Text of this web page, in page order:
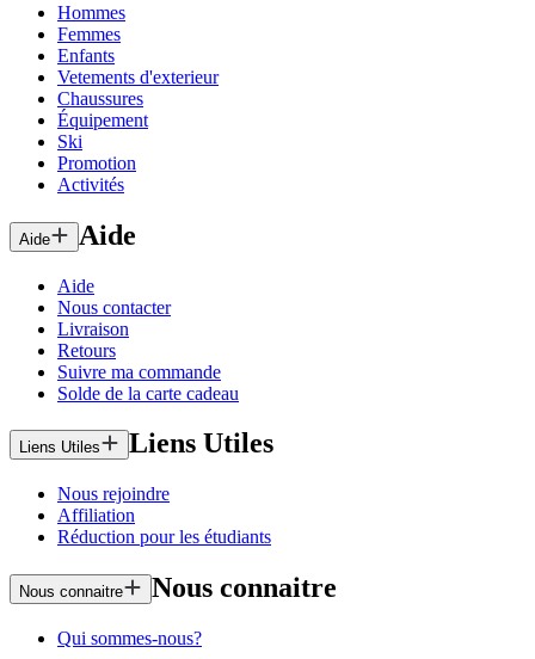
Hommes
Femmes
Enfants
Vetements d'exterieur
Chaussures
Équipement
Ski
Promotion
Activités
Aide Aide
Aide
Nous contacter
Livraison
Retours
Suivre ma commande
Solde de la carte cadeau
Liens Utiles Liens Utiles
Nous rejoindre
Affiliation
Réduction pour les étudiants
Nous connaitre Nous connaitre
Qui sommes-nous?